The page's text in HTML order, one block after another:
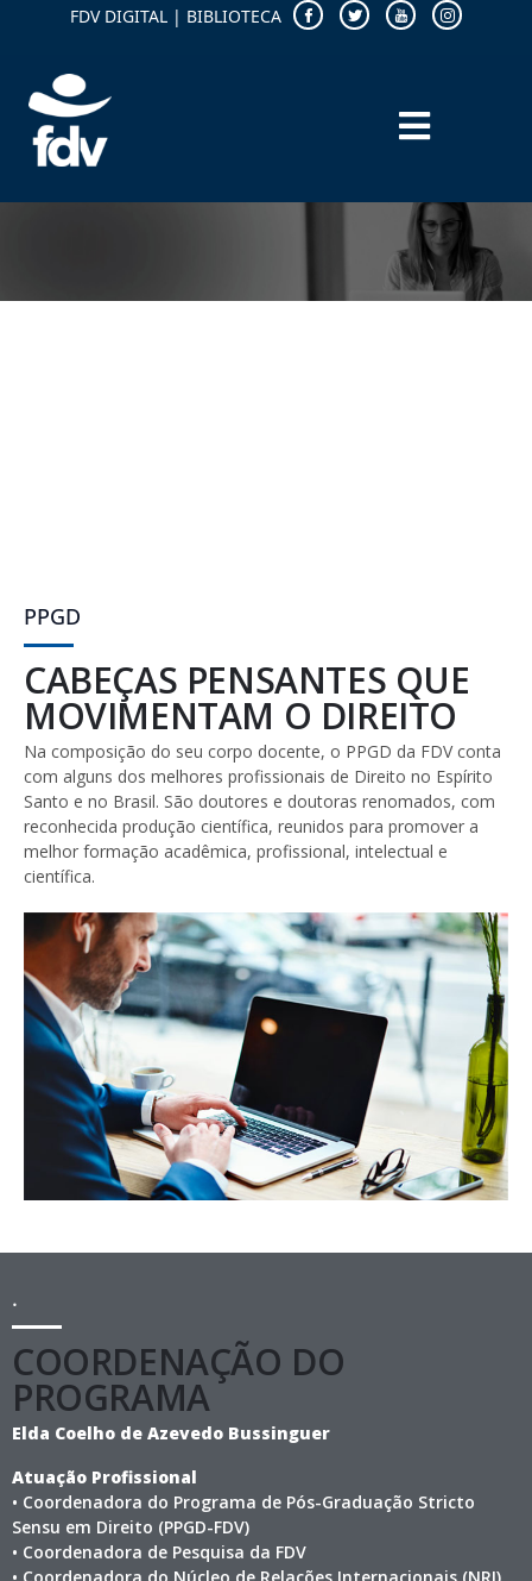
FDV DIGITAL | BIBLIOTECA
CABEÇAS PENSANTES QUE
MOVIMENTAM O DIREITO
PPGD
Na composição do seu corpo docente, o PPGD da FDV conta
com alguns dos melhores profissionais de Direito no Espírito
Santo e no Brasil. São doutores e doutoras renomados, com
reconhecida produção científica, reunidos para promover a
melhor formação acadêmica, profissional, intelectual e
científica.
COORDENAÇÃO DO
PROGRAMA
.
Elda Coelho de Azevedo Bussinguer
Atuação Profissional
• Coordenadora do Programa de Pós-Graduação Stricto
Sensu em Direito (PPGD-FDV)
• Coordenadora de Pesquisa da FDV